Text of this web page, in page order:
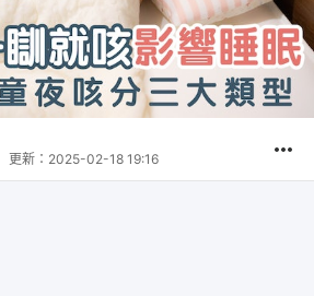
更新： 2025-02-18 19:16